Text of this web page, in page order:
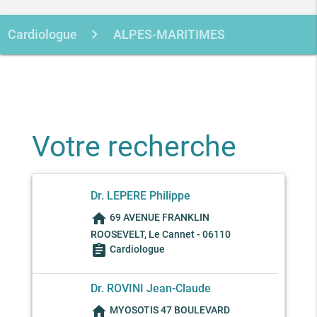
Cardiologue ALPES-MARITIMES
Votre recherche
Dr. LEPERE Philippe
home 69 AVENUE FRANKLIN
ROOSEVELT, Le Cannet - 06110
assignment Cardiologue
Dr. ROVINI Jean-Claude
home MYOSOTIS 47 BOULEVARD